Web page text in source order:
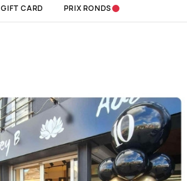
GIFT CARD PRIX RONDS